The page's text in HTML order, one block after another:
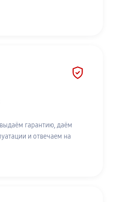
гарантию, даём
и отвечаем на